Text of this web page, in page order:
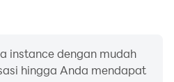
instance dengan mudah
hingga Anda mendapat